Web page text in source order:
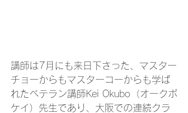
講師は7月にも来日下さった、マスター
チョーからもマスターコーからも学ば
れたベテラン講師Kei Okubo（オークボ
ケイ）先生であり、大阪での連続クラ